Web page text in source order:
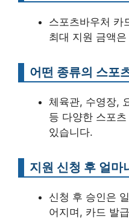
스포츠바우처 카
최대 지원 금액
어떤 종류의 스포
체육관, 수영장,
등 다양한 스포
있습니다.
지원 신청 후 얼마
신청 후 승인은
어지며, 카드 발